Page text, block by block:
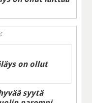
on ollut
syytä